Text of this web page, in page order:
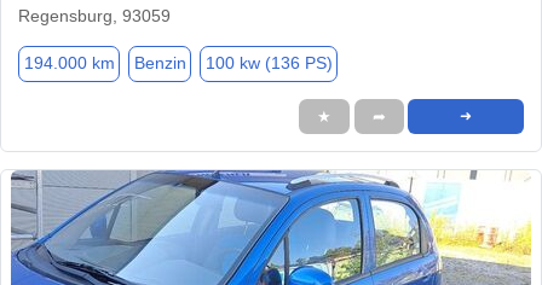
Regensburg, 93059
194.000 km Benzin 100 kw (136 PS)
★ ➦ ➜